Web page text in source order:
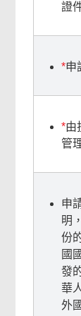
證
*申
*由
管
申
明
份
國
發
華
外